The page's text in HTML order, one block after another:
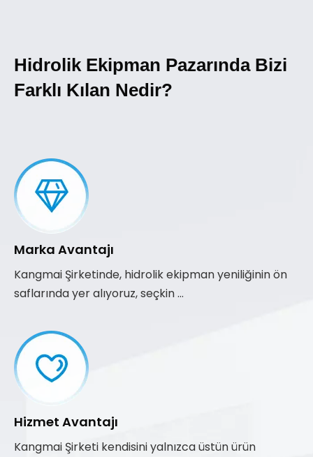
Hidrolik Ekipman Pazarında Bizi
Farklı Kılan Nedir?
Marka Avantajı
Kangmai Şirketinde, hidrolik ekipman yeniliğinin ön
saflarında yer alıyoruz, seçkin ...
Hizmet Avantajı
Kangmai Şirketi kendisini yalnızca üstün ürün